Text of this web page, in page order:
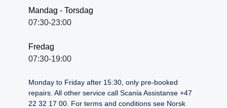
Mandag - Torsdag
07:30-23:00
Fredag
07:30-19:00
Monday to Friday after 15:30, only pre-booked
repairs. All other service call Scania Assistanse +47
22 32 17 00. For terms and conditions see Norsk